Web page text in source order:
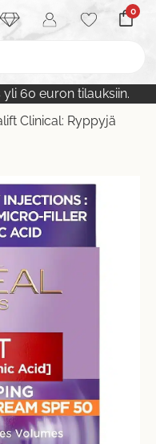
0
60 euron tilauksiin.
Clinical: Ryppyjä